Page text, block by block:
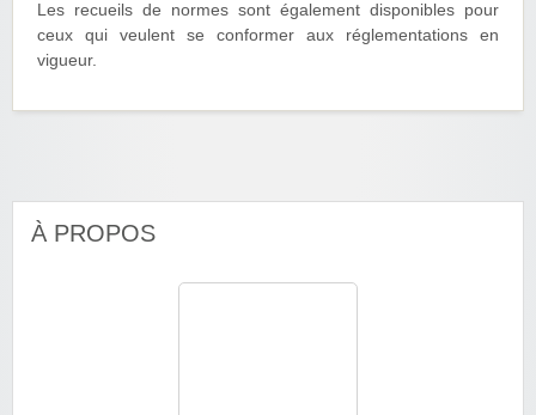
Les recueils de normes sont également disponibles pour
ceux qui veulent se conformer aux réglementations en
vigueur.
À PROPOS